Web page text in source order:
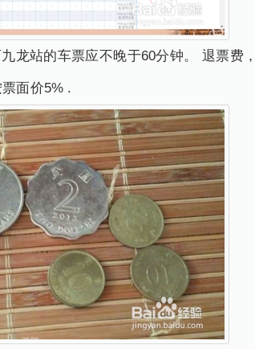
龙站的车票应不晚于60分钟。 退票费
面价5% .